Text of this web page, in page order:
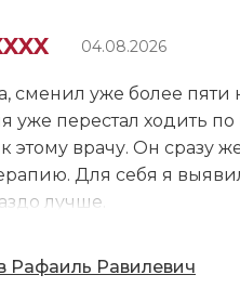
04.08.2026
сменил уже более пяти
уже перестал ходить
этому врачу. Он сразу
Для себя я
лучше.
Рафаиль Равилевич